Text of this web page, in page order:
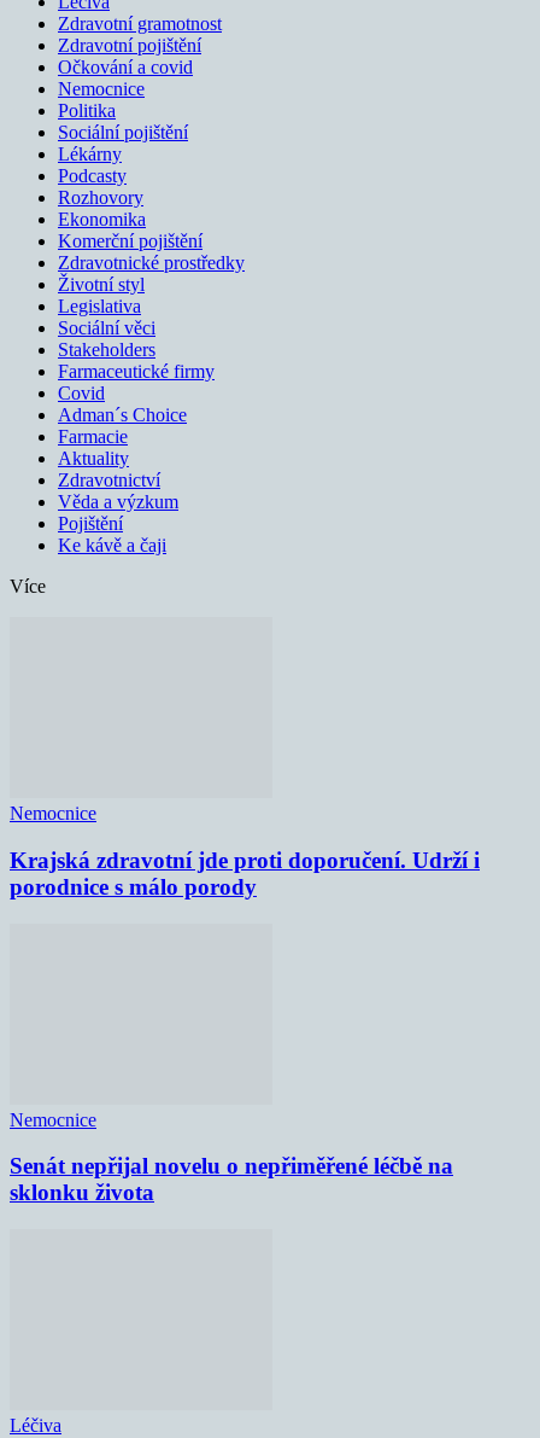
Zdravotní gramotnost
Zdravotní pojištění
Očkování a covid
Nemocnice
Politika
Sociální pojištění
Lékárny
Podcasty
Rozhovory
Ekonomika
Komerční pojištění
Zdravotnické prostředky
Životní styl
Legislativa
Sociální věci
Stakeholders
Farmaceutické firmy
Covid
Adman´s Choice
Farmacie
Aktuality
Zdravotnictví
Věda a výzkum
Pojištění
Ke kávě a čaji
Více
Nemocnice
Krajská zdravotní jde proti doporučení. Udrží i
porodnice s málo porody
Nemocnice
Senát nepřijal novelu o nepřiměřené léčbě na
sklonku života
Léčiva